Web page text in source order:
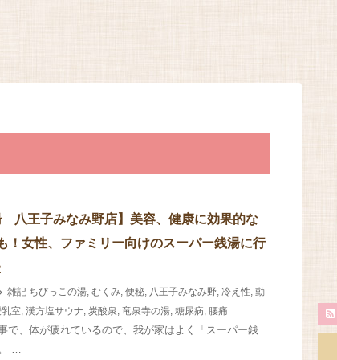
八王子みなみ野店】美容、健康に効果的な
！女性、ファミリー向けのスーパー銭湯に行
雑記 ちびっこの湯, むくみ, 便秘, 八王子みなみ野, 冷え性, 動
室, 漢方塩サウナ, 炭酸泉, 竜泉寺の湯, 糖尿病, 腰痛
で、体が疲れているので、我が家はよく「スーパー銭
…